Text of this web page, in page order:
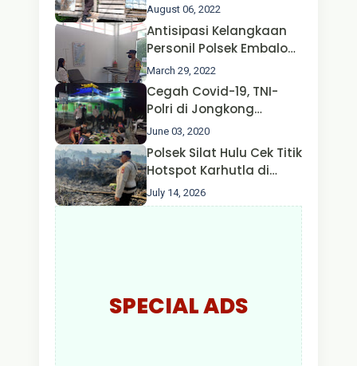
Ternak Kambing warga
Oleh Satgas Ops Aman
Nusa II Polda Kalbar*
August 06, 2022
Antisipasi Kelangkaan
Personil Polsek Embaloh
Hulu Gencar Lakukan
Pengecekan Oksigen
March 29, 2022
Cegah Covid-19, TNI-
Polri di Jongkong
Himbau Masyarakat
Jangan Kumpul Hinga
Larut Malam.
June 03, 2020
Polsek Silat Hulu Cek Titik
Hotspot Karhutla di
Desa Nanga Dangkan,
Api Ditemukan Sudah
July 14, 2026
SPECIAL ADS